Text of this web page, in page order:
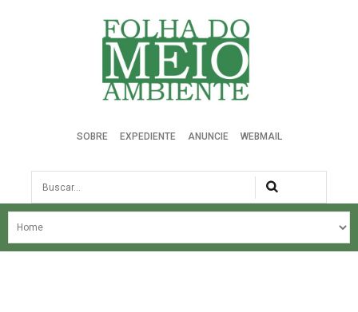
Folha do Meio Ambiente
SOBRE EXPEDIENTE ANUNCIE WEBMAIL
Busca
NOSSA HISTÓRIA